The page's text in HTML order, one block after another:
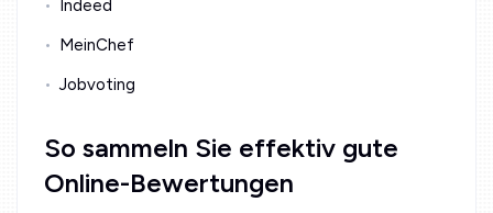
Indeed
MeinChef
Jobvoting
So sammeln Sie effektiv gute
Online-Bewertungen